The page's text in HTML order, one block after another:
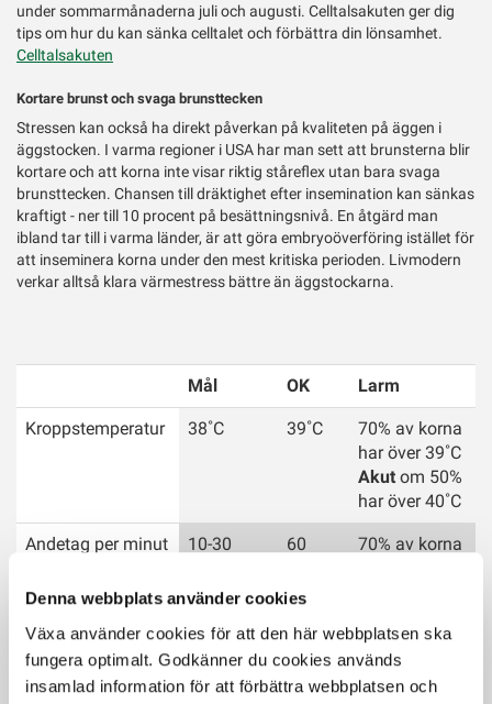
Denna webbplats använder cookies
Växa använder cookies för att den här webbplatsen ska
fungera optimalt. Godkänner du cookies används
insamlad information för att förbättra webbplatsen och
under sommarmånaderna juli och augusti. Celltalsakuten ger dig
tips om hur du kan sänka celltalet och förbättra din lönsamhet.
Celltalsakuten
Kortare brunst och svaga brunsttecken
Stressen kan också ha direkt påverkan på kvaliteten på äggen i
äggstocken. I varma regioner i USA har man sett att brunsterna blir
kortare och att korna inte visar riktig ståreflex utan bara svaga
brunsttecken. Chansen till dräktighet efter insemination kan sänkas
kraftigt - ner till 10 procent på besättningsnivå. En åtgärd man
ibland tar till i varma länder, är att göra embryoöverföring istället för
att inseminera korna under den mest kritiska perioden. Livmodern
verkar alltså klara värmestress bättre än äggstockarna.
Mål OK Larm
Kroppstemperatur 38˚C 39˚C
70% av korna
har över 39˚C
Akut om 50%
har över 40˚C
Andetag per minut 10-30 60
70% av korna
har fler än
100
andetag/min